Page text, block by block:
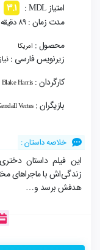
امتیاز MDL : 3.1
مدت زمان :89 دقیقه
محصول : امریکا
زیرنویس فارسی :
کارگردان :Blake Harris
بازیگران :Vertes
خلاصه داستان :
این فیلم داستان
زندگی‌اش با ماجراهای
هدفش برسد و…